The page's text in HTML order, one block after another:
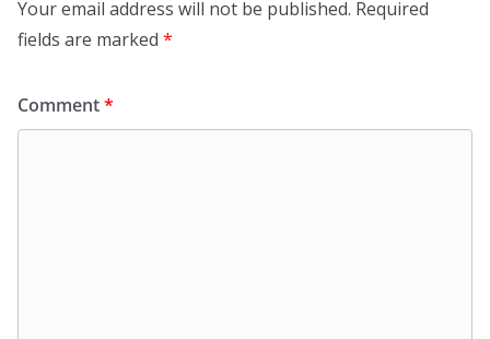
Your email address will not be published. Required
fields are marked *
Comment*